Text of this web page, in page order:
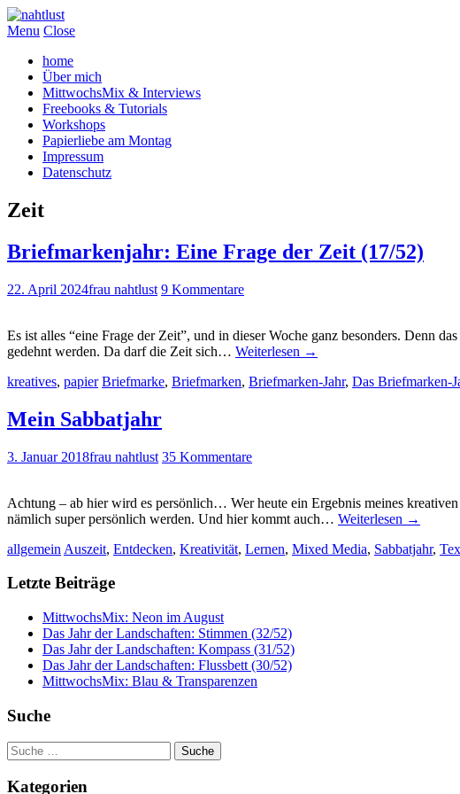
Menu Close
home
Über mich
MittwochsMix & Interviews
Freebooks & Tutorials
Workshops
Papierliebe am Montag
Impressum
Datenschutz
Zeit
Briefmarkenjahr: Eine Frage der Zeit (17/52)
22. April 2024frau nahtlust 9 Kommentare
Es ist alles “eine Frage der Zeit”, und in dieser Woche ganz besonders. Denn
gedehnt werden. Da darf die Zeit sich… Weiterlesen →
kreatives, papier Briefmarke, Briefmarken, Briefmarken-Jahr, Das Briefmarken-
Mein Sabbatjahr
3. Januar 2018frau nahtlust 35 Kommentare
Achtung – ab hier wird es persönlich… Wer heute ein Ergebnis meines
nämlich super persönlich werden. Und hier kommt auch… Weiterlesen →
allgemein Auszeit, Entdecken, Kreativität, Lernen, Mixed Media, Sabbatjahr,
Letzte Beiträge
MittwochsMix: Neon im August
Das Jahr der Landschaften: Stimmen (32/52)
Das Jahr der Landschaften: Kompass (31/52)
Das Jahr der Landschaften: Flussbett (30/52)
MittwochsMix: Blau & Transparenzen
Suche
Suche
nach:
Kategorien